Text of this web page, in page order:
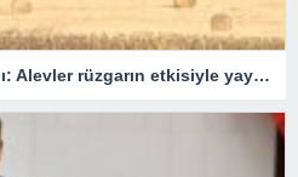
Lüleburgaz’da tarla yangını: Alevler rüzgarın etkisiyle yayıldı